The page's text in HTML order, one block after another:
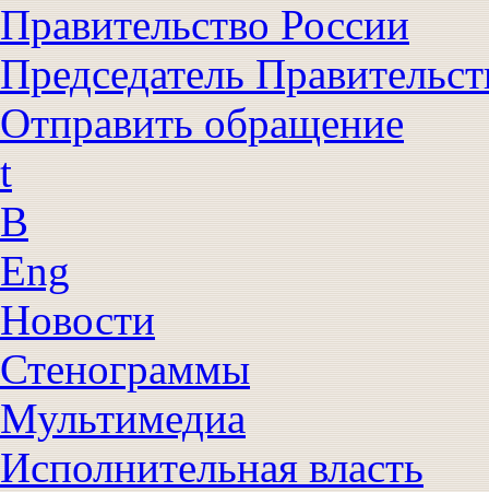
Правительство России
Председатель
Отправить обращение
t
B
Eng
Новости
Стенограммы
Мультимедиа
Исполнительная власть